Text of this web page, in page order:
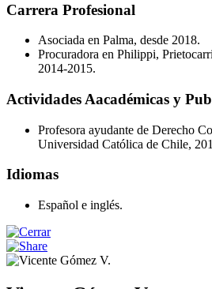
Carrera Profesional
Asociada en Palma, desde 2018.
Procuradora en Philippi,
2014-2015.
Actividades Aacadémicas y
Profesora ayudante de Derecho
Universidad Católica de Chile,
Idiomas
Español e inglés.